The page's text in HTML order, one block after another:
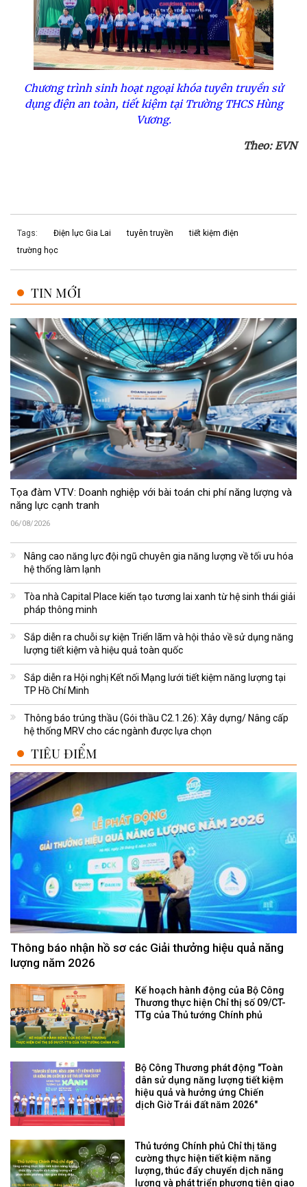
Chương trình sinh hoạt ngoại khóa tuyên truyền sử
dụng điện an toàn, tiết kiệm tại Trường THCS Hùng
Vương.
Theo: EVN
Tags: Điện lực Gia Lai tuyên truyền
tiết kiệm điện
trường học
TIN MỚI
Tọa đàm VTV: Doanh nghiệp với bài toán chi phí năng lượng và
năng lực cạnh tranh
06/08/2026
Nâng cao năng lực đội ngũ chuyên gia năng lượng về tối ưu hóa
hệ thống làm lạnh
Tòa nhà Capital Place kiến tạo tương lai xanh từ hệ sinh thái giải
pháp thông minh
Sắp diễn ra chuỗi sự kiện Triển lãm và hội thảo về sử dụng năng
lượng tiết kiệm và hiệu quả toàn quốc
Sắp diễn ra Hội nghị Kết nối Mạng lưới tiết kiệm năng lượng tại
TP Hồ Chí Minh
Thông báo trúng thầu (Gói thầu C2.1.26): Xây dựng/ Nâng cấp
hệ thống MRV cho các ngành được lựa chọn
TIÊU ĐIỂM
Thông báo nhận hồ sơ các Giải thưởng hiệu quả năng
lượng năm 2026
Kế hoạch hành động của Bộ Công
Thương thực hiện Chỉ thị số 09/CT-
TTg của Thủ tướng Chính phủ
Bộ Công Thương phát động "Toàn
dân sử dụng năng lượng tiết kiệm
hiệu quả và hưởng ứng Chiến
dịch Giờ Trái đất năm 2026"
Thủ tướng Chính phủ Chỉ thị tăng
cường thực hiện tiết kiệm năng
lượng, thúc đẩy chuyển dịch năng
lượng và phát triển phương tiện giao